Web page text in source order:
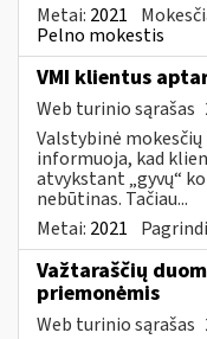
Metai: 2021
Pelno mokestis
VMI klientus
Web turinio sąrašas
Valstybinė
informuoja, kad
atvykstant „gyvų“
nebūtinas. Tačiau...
Metai: 2021
Važtaraščių
priemonėmis
Web turinio sąrašas